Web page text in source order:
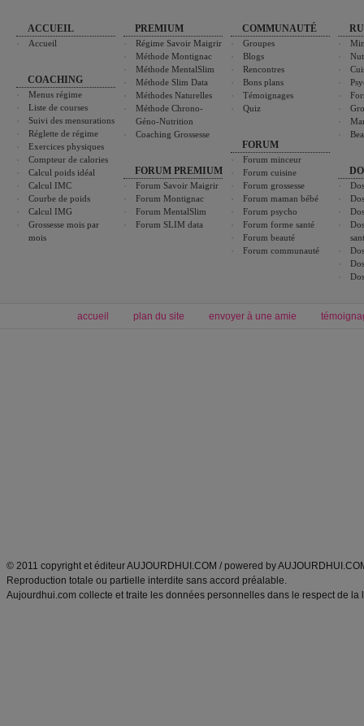
ACCUEIL
Accueil
COACHING
Menus régime
Liste de courses
Suivi des mensurations
Réglette de régime
Exercices physiques
Compteur de calories
Calcul poids idéal
Calcul IMC
Courbe de poids
Calcul IMG
Grossesse mois par
mois
PREMIUM
Régime Savoir Maigrir
Méthode Montignac
Méthode MentalSlim
Méthode Slim Data
Méthodes Naturelles
Méthode Chrono-
Géno-Nutrition
Coaching Grossesse
FORUM PREMIUM
Forum Savoir Maigrir
Forum Montignac
Forum MentalSlim
Forum SLIM data
COMMUNAUTÉ
Groupes
Blogs
Rencontres
Bons plans
Témoignages
Quiz
FORUM
Forum minceur
Forum cuisine
Forum grossesse
Forum maman bébé
Forum psycho
Forum forme santé
Forum beauté
Forum communauté
accueil plan du site envoyer à une amie
© 2011 copyright et éditeur AUJOURDHUI.COM / powered by
Reproduction totale ou partielle interdite sans accord préalable.
Aujourdhui.com collecte et traite les données personnelles dans le respect de